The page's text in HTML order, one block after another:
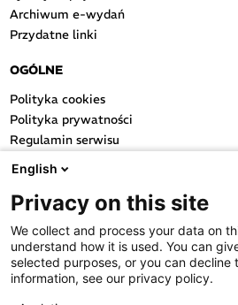
Archiwum e-wydań
Przydatne linki
OGÓLNE
Polityka cookies
Polityka prywatności
Regulamin serwisu
Regulamin konkursu
Farmacja Play
Regulamin konkursu Lakcid
Regulamin konkursu Acard
Regulamin konkursu Biotebal
Regulamin konkursu Asmenol
English
Privacy on this site
We collect and process your data on
understand how it is used. You can
selected purposes, or you can decline
information, see our privacy policy.